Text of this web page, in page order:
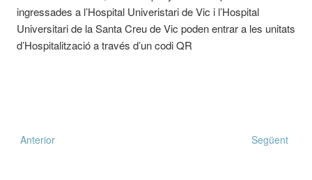
ingressades a l’Hospital Univeristari de Vic i l’Hospital
Universitari de la Santa Creu de Vic poden entrar a les unitats
d’Hospitalització a través d’un codi QR
Anterior Següent